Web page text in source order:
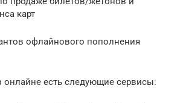
карт
офлайнового пополнения
есть следующие сервисы: